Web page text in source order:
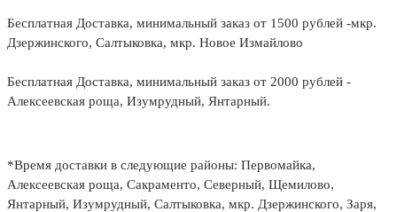
Бесплатная Доставка, минимальный заказ от 1500 рублей -мкр.
Дзержинского, Салтыковка, мкр. Новое Измайлово
Бесплатная Доставка, минимальный заказ от 2000 рублей -
Алексеевская роща, Изумрудный, Янтарный.
*Время доставки в следующие районы: Первомайка,
Алексеевская роща, Сакраменто, Северный, Щемилово,
Янтарный, Изумрудный, Салтыковка, мкр. Дзержинского, Заря,